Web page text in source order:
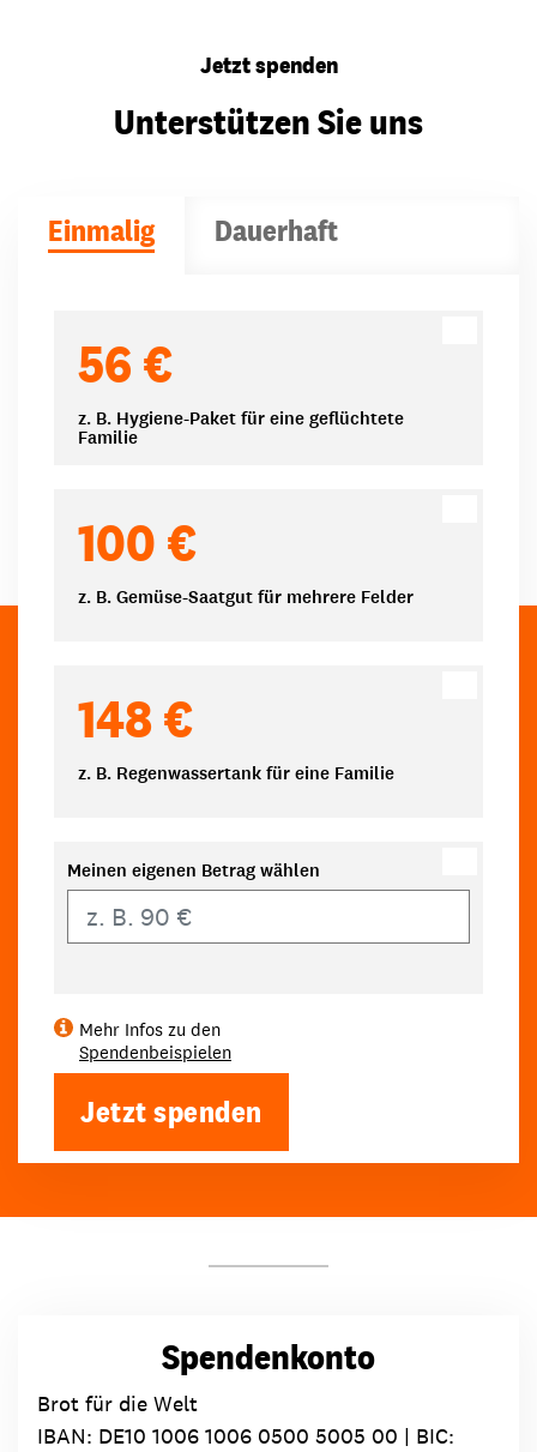
Jetzt spenden
Unterstützen Sie uns
Einmalig Dauerhaft
56 €
z. B. Hygiene-Paket für eine geflüchtete
Familie
100 €
z. B. Gemüse-Saatgut für mehrere Felder
148 €
z. B. Regenwassertank für eine Familie
Meinen eigenen Betrag wählen
Mehr Infos zu den
Spendenbeispielen
Jetzt spenden
Spendenkonto
Brot für die Welt
IBAN: DE10 1006 1006 0500 5005 00 | BIC: